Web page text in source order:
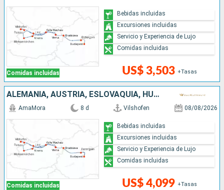
Comidas incluidas US$ 3,503 +Tasas
Bebidas incluidas
Excursiones incluidas
Servicio y Experiencia de Lujo
Comidas incluidas
ALEMANIA, AUSTRIA, ESLOVAQUIA, HUNGRÍA
Comidas incluidas
AmaMora 8 d Vilshofen 08/08/2026
US$ 4,099 +Tasas
Bebidas incluidas
Excursiones incluidas
Servicio y Experiencia de Lujo
Comidas incluidas